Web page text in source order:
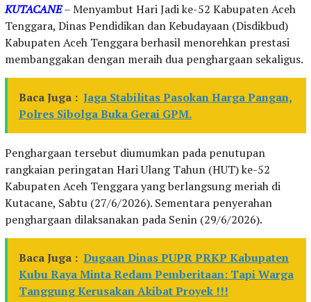
KUTACANE– Menyambut Hari Jadi ke-52 Kabupaten Aceh
Tenggara, Dinas Pendidikan dan Kebudayaan (Disdikbud)
Kabupaten Aceh Tenggara berhasil menorehkan prestasi
membanggakan dengan meraih dua penghargaan sekaligus.
Baca Juga : Jaga Stabilitas Pasokan Harga Pangan,
Polres Sibolga Buka Gerai GPM.
Penghargaan tersebut diumumkan pada penutupan
rangkaian peringatan Hari Ulang Tahun (HUT) ke-52
Kabupaten Aceh Tenggara yang berlangsung meriah di
Kutacane, Sabtu (27/6/2026). Sementara penyerahan
penghargaan dilaksanakan pada Senin (29/6/2026).
Baca Juga : Dugaan Dinas PUPR PRKP Kabupaten
Kubu Raya Minta Redam Pemberitaan: Tapi Warga
Tanggung Kerusakan Akibat Proyek !!!